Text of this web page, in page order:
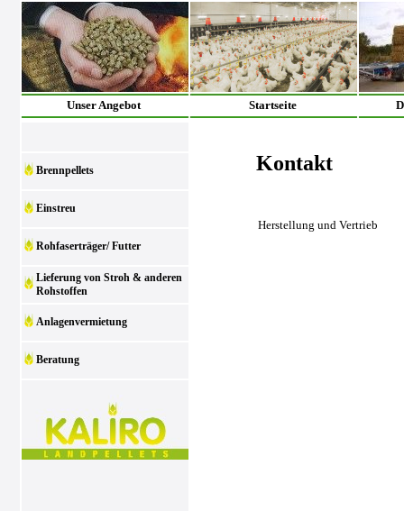
Unser Angebot Startseite
Brennpellets
Einstreu
Rohfaserträger/ Futter
Lieferung von Stroh & anderen
Rohstoffen
Anlagenvermietung
Beratung
Kontakt
Herstellung und Vertrieb